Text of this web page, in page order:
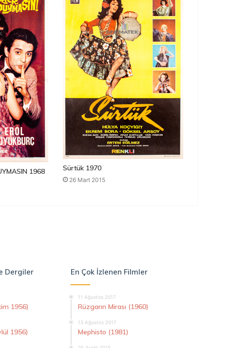
1968 Sürtük 1970
26 Mart 2015
Dergiler
1956)
1956)
En Çok İzlenen Filmler
11 Ağustos 2017
Rüzgarın Mirası (1960)
13 Ağustos 2017
Mephisto (1981)